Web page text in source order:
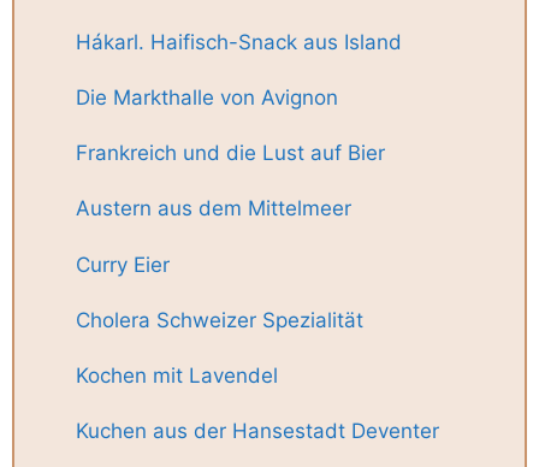
Hákarl. Haifisch-Snack aus Island
Die Markthalle von Avignon
Frankreich und die Lust auf Bier
Austern aus dem Mittelmeer
Curry Eier
Cholera Schweizer Spezialität
Kochen mit Lavendel
Kuchen aus der Hansestadt Deventer